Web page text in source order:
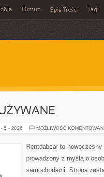
Ormuz Spis Treści Tagi
- 5 - 2026 MOŻLIWOŚĆ
Rentdabcar to
prowadzony z myślą o
samochodami. Strona